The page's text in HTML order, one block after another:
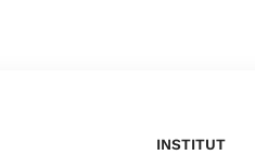
INSTITUT